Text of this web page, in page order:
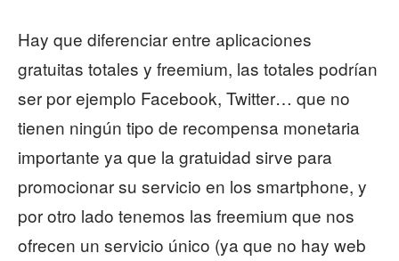
Hay que diferenciar entre aplicaciones
gratuitas totales y freemium, las totales podrían
ser por ejemplo Facebook, Twitter… que no
tienen ningún tipo de recompensa monetaria
importante ya que la gratuidad sirve para
promocionar su servicio en los smartphone, y
por otro lado tenemos las freemium que nos
ofrecen un servicio único (ya que no hay web